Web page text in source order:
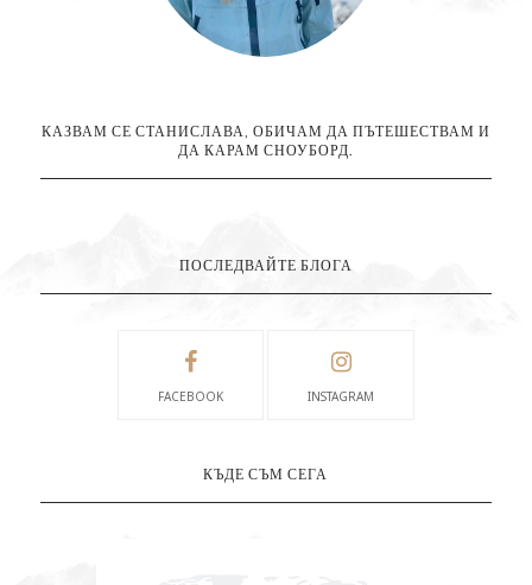
КАЗВАМ СЕ СТАНИСЛАВА, ОБИЧАМ ДА ПЪТЕШЕСТВАМ И
ДА КАРАМ СНОУБОРД.
ПОСЛЕДВАЙТЕ БЛОГА
FACEBOOK INSTAGRAM
КЪДЕ СЪМ СЕГА